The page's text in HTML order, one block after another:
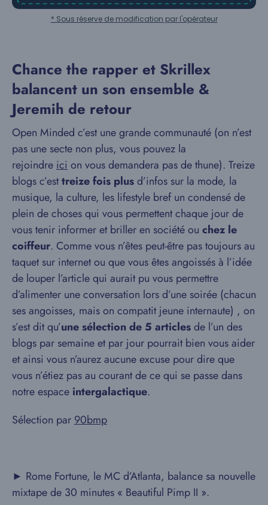
* Sous réserve de modification par l'opérateur
Chance the rapper et Skrillex
balancent un son ensemble &
Jeremih de retour
Open Minded c’est une grande communauté (on n’est
pas une secte non plus, vous pouvez la
rejoindreicion vous demandera pas de thune). Treize
blogs c’esttreize fois plusd’infos sur la mode, la
musique, la culture, les lifestyle bref un condensé de
plein de choses qui vous permettent chaque jour de
vous tenir informer et briller en société ou chez le
coiffeur. Comme vous n’êtes peut-être pas toujours au
taquet sur internet ou que vous êtes angoissés à l’idée
de louper l’article qui aurait pu vous permettre
d’alimenter une conversation lors d’une soirée (chacun
ses angoisses, mais on compatit jeune internaute) , on
s’est dit qu’une sélection de 5 articlesde l’un des
blogs par semaine et par jour pourrait bien vous aider
et ainsi vous n’aurez aucune excuse pour dire que
vous n’étiez pas au courant de ce qui se passe dans
notre espace intergalactique.
Sélection par90bmp
► Rome Fortune, le MC d’Atlanta, balance sa nouvelle
mixtape de 30 minutes « Beautiful Pimp II ».